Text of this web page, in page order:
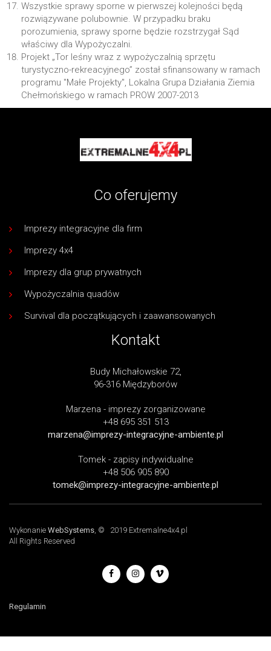
Wszystkie sprawy sporne w pierwszej kolejności będą
rozwiązywane polubownie. W przypadku braku
porozumienia, sprawy sporne będzie rozstrzygał Sąd
właściwy dla Wypożyczalni.
Projekt „Tor leśny wraz z wypożyczalnią sprzętu
turystyczno-rekreacyjnego” został sfinansowany w ramach
programu "Małe Projekty", Lokalna Grupa Działania Ziemia
Chełmońskiego w ramach PROW 2007-2013
Co oferujemy
Imprezy integracyjne dla firm
Imprezy 4x4
Imprezy dla grup prywatnych
Wypożyczalnia quadów
Survival dla początkujących i zaawansowanych
Kontakt
Budy Michałowskie 72,
96-316 Międzyborów
Marzena - imprezy zorganizowane
+48 695 351 513
marzena@imprezy-integracyjne-ambiente.pl
Tomek - zapisy indywidualne
+48 506 905 890
tomek@imprezy-integracyjne-ambiente.pl
Wykonanie WebSystems , © 2019 Extremalne4x4.pl
All Rights Reserved
Regulamin